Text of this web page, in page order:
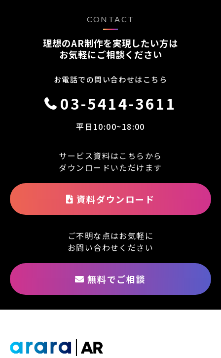
CONTACT
理想のAR制作を実現したい方は
お気軽にご相談ください
お電話での問い合わせはこちら
03-5414-3611
平日10:00~18:00
サービス資料はこちらから
ダウンロードいただけます
資料ダウンロード
ご不明な点はお気軽に
お問い合わせください
無料でご相談